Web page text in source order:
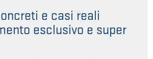
e casi reali
esclusivo e super